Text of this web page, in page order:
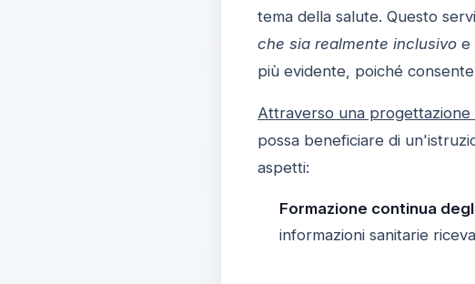
tema della salute. Questo
che sia realmente inclusivoe
più evidente, poiché
Attraverso una progettazione
possa beneficiare di
aspetti:
Formazione continua
informazioni sanitarie